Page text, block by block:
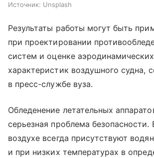
Источник: Unsplash
Результаты работы могут быть
при проектировании
систем и оценке аэродинамических
характеристик воздушного судна,
в пресс-службе вуза.
Обледенение летательных
серьезная проблема
воздухе всегда присутствуют
и при низких температурах в